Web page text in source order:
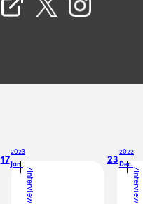
17
2023
Jan. /
Interview
23
2022
Dec./
Interview